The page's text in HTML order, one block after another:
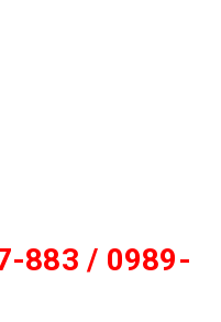
883 / 0989-